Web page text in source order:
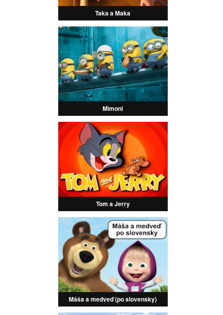
Taka a Maka
Mimoni
Tom a Jerry
Máša a medveď (po slovensky)